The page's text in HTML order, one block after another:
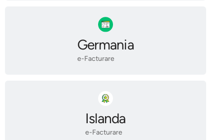
Germania
e-Facturare
Islanda
e-Facturare